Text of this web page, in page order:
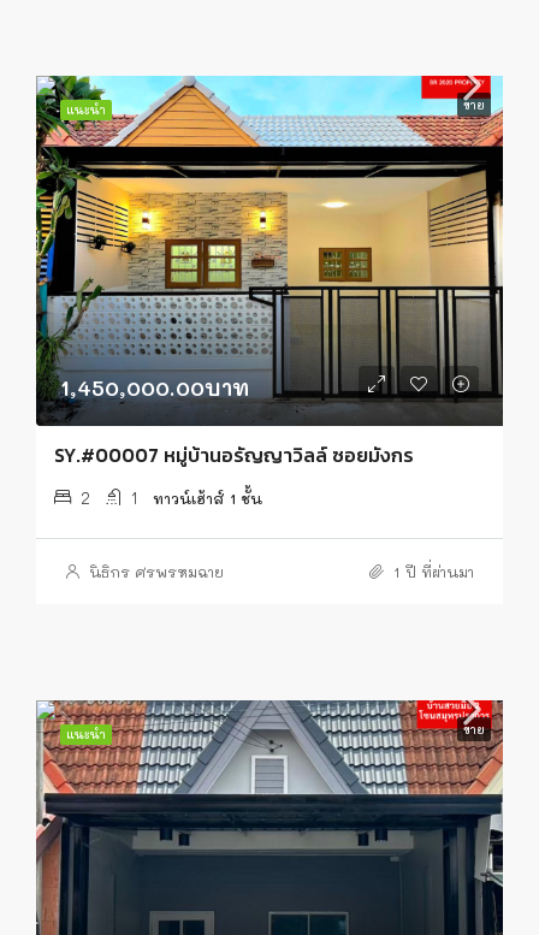
แนะนำ ขาย
1,450,000.00บาท
SY.#00007 หมู่บ้านอรัญญาวิลล์ ซอยมังกร
2 1 ทาวน์เฮ้าส์ 1 ชั้น
นิธิกร ศรพรหมฉาย 1 ปี ที่ผ่านมา
แนะนำ ขาย